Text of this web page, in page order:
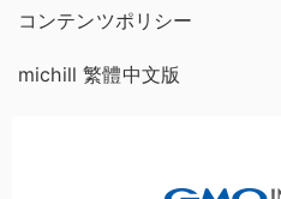
コンテンツポリシー
michill 繁體中文版